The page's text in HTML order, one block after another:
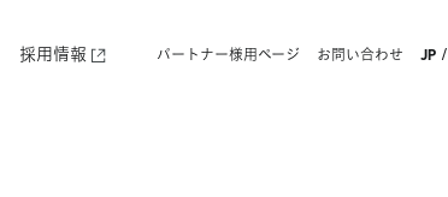
採用情報 パートナー様用ページ お問い合わせ JP /